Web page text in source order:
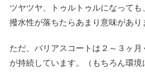
ツヤツヤ、トゥルトゥルになっても
撥水性が落ちたらあまり意味があり
ただ、バリアスコートは２～３ヶ
が持続しています。（もちろん環境